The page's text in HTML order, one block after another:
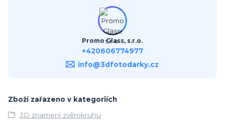
Promo Glass, s.r.o.
+420606774977
info@3dfotodarky.cz
Zboží zařazeno v kategoriích
3D znamení zvěrokruhu